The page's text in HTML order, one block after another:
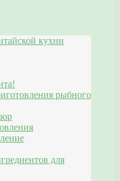
кухни
рыбного
для